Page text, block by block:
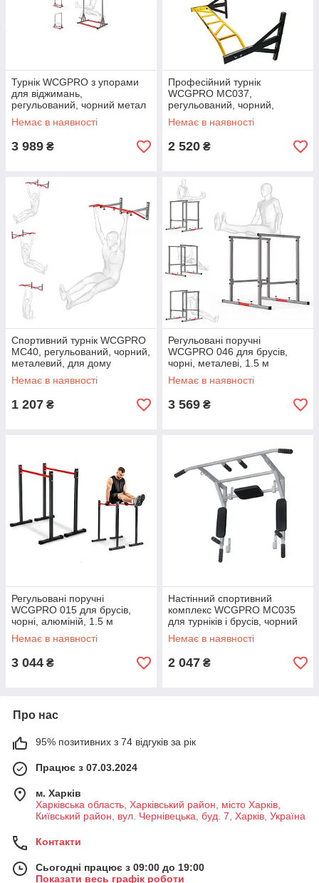
Турнік WCGPRO з упорами
для віджимань,
регульований, чорний метал
Немає в наявності
3 989 ₴
Професійний турнік
WCGPRO MC037,
регульований, чорний,
металевий
Немає в наявності
2 520 ₴
Спортивний турнік WCGPRO
MC40, регульований, чорний,
металевий, для дому
Немає в наявності
1 207 ₴
Регульовані поручні
WCGPRO 046 для брусів,
чорні, металеві, 1.5 м
Немає в наявності
3 569 ₴
Регульовані поручні
WCGPRO 015 для брусів,
чорні, алюміній, 1.5 м
Немає в наявності
3 044 ₴
Настінний спортивний
комплекс WCGPRO MC035
для турніків і брусів, чорний
Немає в наявності
2 047 ₴
Про нас
95% позитивних з 74 відгуків за рік
Працює з 07.03.2024
м. Харків
Харківська область, Харківський район, місто Харків,
Київський район, вул. Чернівецька, буд. 7, Харків, Україна
Контакти
Сьогодні працює з 09:00 до 19:00
Показати весь графік роботи